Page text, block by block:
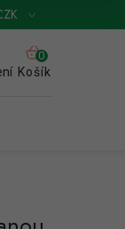
používání cookies
NÁKUPNÍ
KOŠÍK
Košík
a hračky